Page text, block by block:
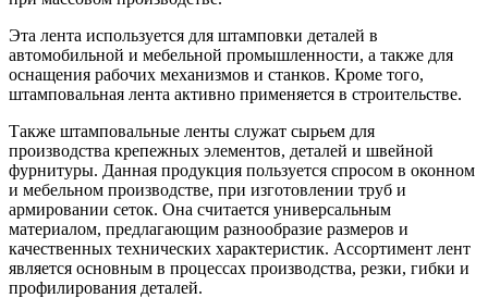
Эта лента используется для штамповки деталей в
автомобильной и мебельной промышленности, а также для
оснащения рабочих механизмов и станков. Кроме того,
штамповальная лента активно применяется в строительстве.
Также штамповальные ленты служат сырьем для
производства крепежных элементов, деталей и швейной
фурнитуры. Данная продукция пользуется спросом в оконном
и мебельном производстве, при изготовлении труб и
армировании сеток. Она считается универсальным
материалом, предлагающим разнообразие размеров и
качественных технических характеристик. Ассортимент лент
является основным в процессах производства, резки, гибки и
профилирования деталей.